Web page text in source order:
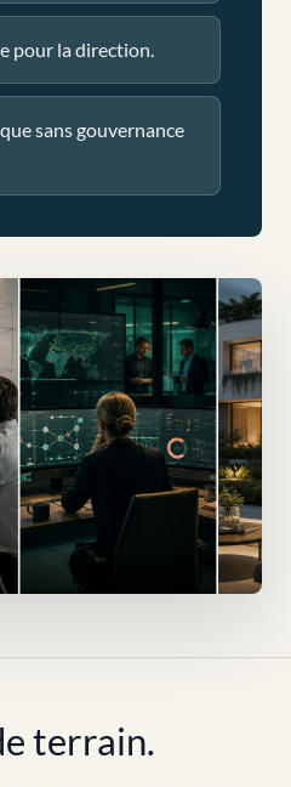
pour la direction.
sans gouvernance
terrain.